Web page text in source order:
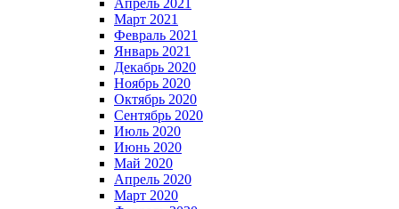
Апрель 2021
Март 2021
Февраль 2021
Январь 2021
Декабрь 2020
Ноябрь 2020
Октябрь 2020
Сентябрь 2020
Июль 2020
Июнь 2020
Май 2020
Апрель 2020
Март 2020